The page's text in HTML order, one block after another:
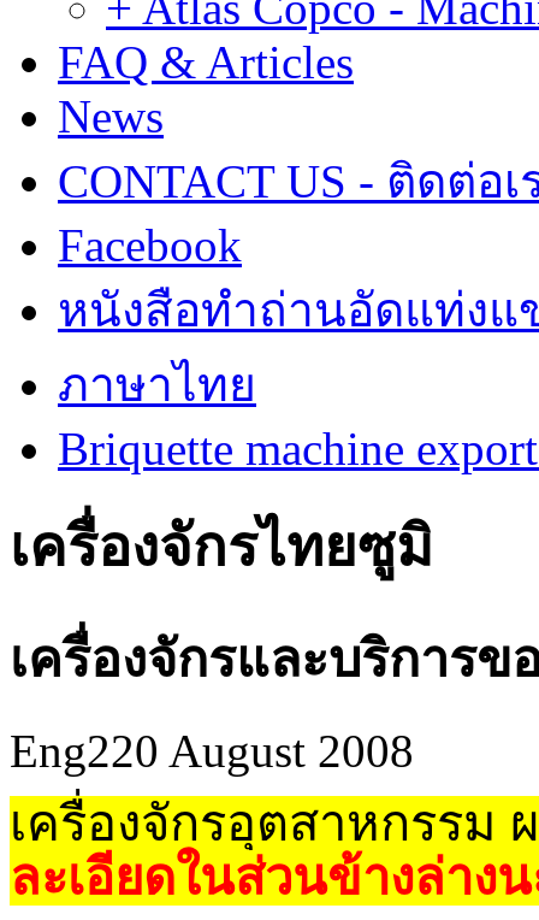
FAQ & Articles
News
CONTACT US - ติดต่อเ
Facebook
หนังสือทำถ่านอัดแท่งแ
ภาษาไทย
Briquette machine
เครื่องจักรไทยซูมิ
เครื่องจักรและบริการ
Eng220 August 2008
เครื่องจักรอุตสาหกรรม
ละเอียดในส่วนข้างล่าง